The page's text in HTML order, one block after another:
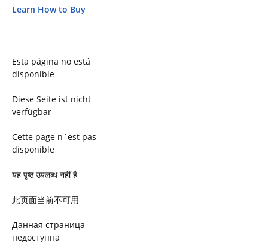
Learn How to Buy
Esta página no está
disponible
Diese Seite ist nicht
verfügbar
Cette page n´est pas
disponible
यह पृष्ठ उपलब्ध नहीं है
此页面当前不可用
Данная страница
недоступна